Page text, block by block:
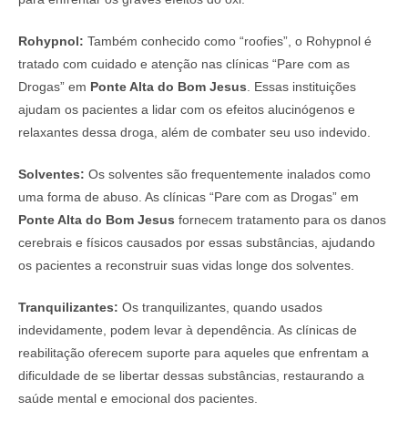
Rohypnol: Também conhecido como “roofies”, o Rohypnol é
tratado com cuidado e atenção nas clínicas “Pare com as
Drogas” em Ponte Alta do Bom Jesus . Essas instituições
ajudam os pacientes a lidar com os efeitos alucinógenos e
relaxantes dessa droga, além de combater seu uso indevido.
Solventes: Os solventes são frequentemente inalados como
uma forma de abuso. As clínicas “Pare com as Drogas” em
Ponte Alta do Bom Jesus fornecem tratamento para os danos
cerebrais e físicos causados por essas substâncias, ajudando
os pacientes a reconstruir suas vidas longe dos solventes.
Tranquilizantes: Os tranquilizantes, quando usados
indevidamente, podem levar à dependência. As clínicas de
reabilitação oferecem suporte para aqueles que enfrentam a
dificuldade de se libertar dessas substâncias, restaurando a
saúde mental e emocional dos pacientes.